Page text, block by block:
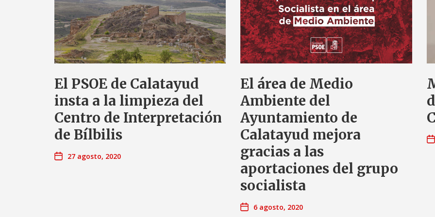
El PSOE de Calatayud
insta a la limpieza del
Centro de Interpretación
de Bílbilis
27 agosto, 2020
El área de Medio
Ambiente del
Ayuntamiento de
Calatayud mejora
gracias a las
aportaciones del grupo
socialista
6 agosto, 2020